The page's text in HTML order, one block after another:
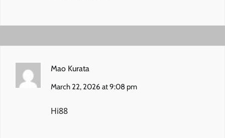
Mao Kurata
March 22, 2026 at 9:08 pm
Hi88